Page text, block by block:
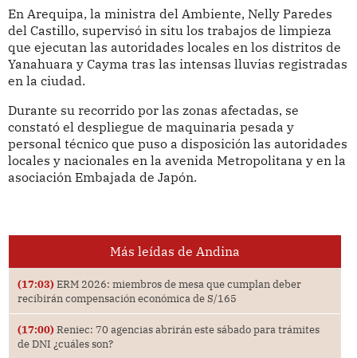
En Arequipa, la ministra del Ambiente, Nelly Paredes
del Castillo, supervisó in situ los trabajos de limpieza
que ejecutan las autoridades locales en los distritos de
Yanahuara y Cayma tras las intensas lluvias registradas
en la ciudad.
Durante su recorrido por las zonas afectadas, se
constató el despliegue de maquinaria pesada y
personal técnico que puso a disposición las autoridades
locales y nacionales en la avenida Metropolitana y en la
asociación Embajada de Japón.
Más leídas de Andina
(17:03) ERM 2026: miembros de mesa que cumplan deber
recibirán compensación económica de S/165
(17:00) Reniec: 70 agencias abrirán este sábado para trámites
de DNI ¿cuáles son?